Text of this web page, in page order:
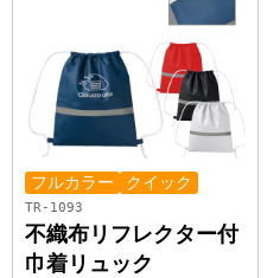
フルカラー クイック
TR-1093
不織布リフレクター付
巾着リュック